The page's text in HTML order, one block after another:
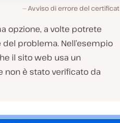
Avviso di errore del
opzione, a volte potrete
problema. Nell’esempio
il sito web usa un
è stato verificato da